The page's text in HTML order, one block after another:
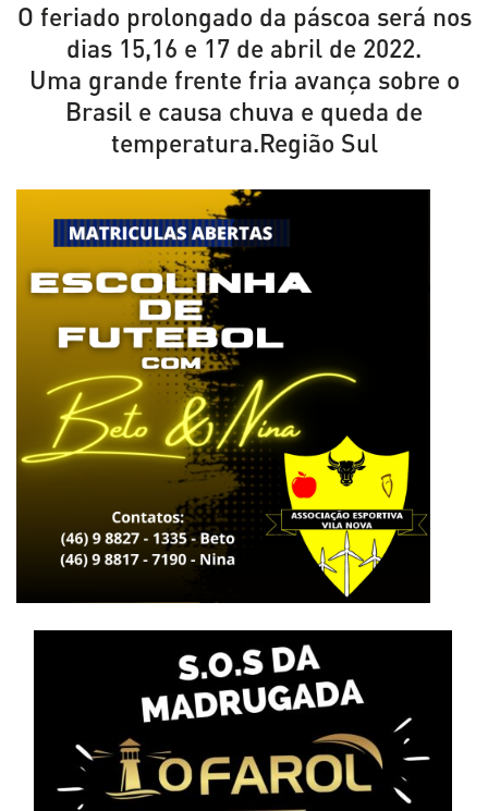
O feriado prolongado da páscoa será nos
dias 15,16 e 17 de abril de 2022.
Uma grande frente fria avança sobre o
Brasil e causa chuva e queda de
temperatura.Região Sul